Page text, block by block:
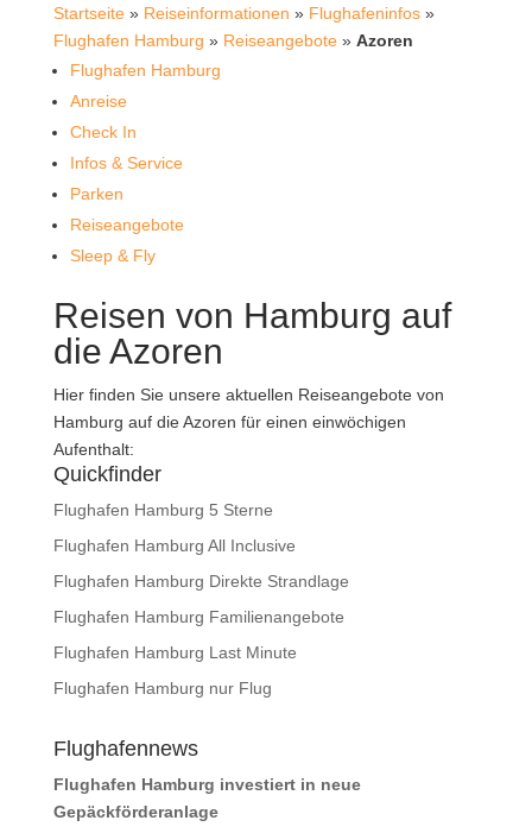
Startseite» Reiseinformationen » Flughafeninfos»
Flughafen Hamburg » Reiseangebote» Azoren
Flughafen Hamburg
Anreise
Check In
Infos & Service
Parken
Reiseangebote
Sleep & Fly
Reisen von Hamburg auf
die Azoren
Hier finden Sie unsere aktuellen Reiseangebote von
Hamburg auf die Azoren für einen einwöchigen
Aufenthalt:
Quickfinder
Flughafen Hamburg 5 Sterne
Flughafen Hamburg All Inclusive
Flughafen Hamburg Direkte Strandlage
Flughafen Hamburg Familienangebote
Flughafen Hamburg Last Minute
Flughafen Hamburg nur Flug
Flughafennews
Flughafen Hamburg investiert in neue
Gepäckförderanlage